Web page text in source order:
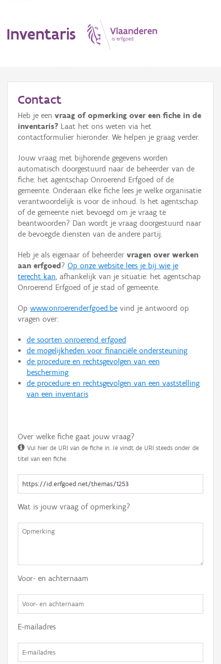
Inventaris
Erfgoedobject
Aanduidingsobject
Waarneming
Thema
Gebeurtenis
Persoon of collectief
Hergebruik
Aanmelden
Contact
Heb je een vraag of opmerking over een fiche in de
inventaris? Laat het ons weten via het
contactformulier hieronder. We helpen je graag verder.
Jouw vraag met bijhorende gegevens worden
automatisch doorgestuurd naar de beheerder van de
fiche: het agentschap Onroerend Erfgoed of de
gemeente. Onderaan elke fiche lees je welke organisatie
verantwoordelijk is voor de inhoud. Is het agentschap
of de gemeente niet bevoegd om je vraag te
beantwoorden? Dan wordt je vraag doorgestuurd naar
de bevoegde diensten van de andere partij.
Heb je als eigenaar of beheerder vragen over werken
aan erfgoed ? Op onze website lees je bij wie je
terecht kan, afhankelijk van je situatie: het agentschap
Onroerend Erfgoed of je stad of gemeente.
Op www.onroerenderfgoed.be vind je antwoord op
vragen over:
de soorten onroerend erfgoed
de mogelijkheden voor financiële ondersteuning
de procedure en rechtsgevolgen van een
bescherming
de procedure en rechtsgevolgen van een vaststelling
van een inventaris
Over welke fiche gaat jouw vraag?
Vul hier de URI van de fiche in. Je vindt de URI steeds onder de
titel van een fiche.
Wat is jouw vraag of opmerking?
Voor- en achternaam
E-mailadres